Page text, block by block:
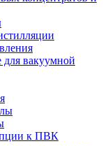
для вакуумной
к ПВК